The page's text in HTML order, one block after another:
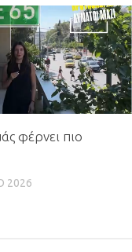
φέρνει πιο
2026